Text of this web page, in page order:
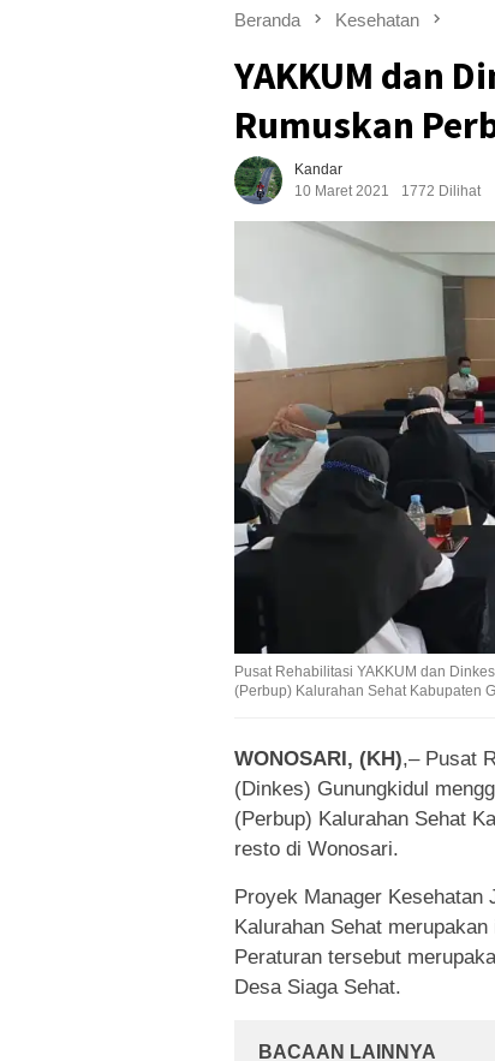
Beranda Kesehatan
YAKKUM dan
Rumuskan
Kandar
10 Maret 2021
1772 Dilihat
Pusat Rehabilitasi YAKKUM dan
(Perbup) Kalurahan Sehat Kabupaten
WONOSARI, (KH),– Pusat
(Dinkes) Gunungkidul
(Perbup) Kalurahan Sehat
resto di Wonosari.
Proyek Manager
Kalurahan Sehat
Peraturan tersebut
Desa Siaga Sehat.
BACAAN LAINNYA